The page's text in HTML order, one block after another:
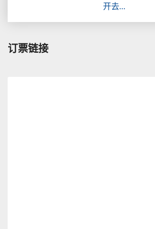
开去…
订票链接